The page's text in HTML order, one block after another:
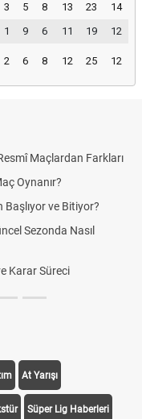
3 5 8 13 23
14
1 9 6 11 19 12
2 6 8 12 25 12
Maçlardan Farkları
Oynanır?
ve Bitiyor?
Sezonda Nasıl
Karar Süreci
At Yarışı
Süper Lig Haberleri